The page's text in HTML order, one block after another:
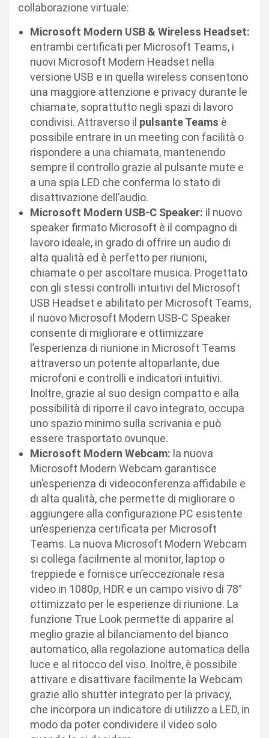
collaborazione virtuale:
Microsoft Modern USB & Wireless Headset:
entrambi certificati per Microsoft Teams, i
nuovi Microsoft Modern Headset nella
versione USB e in quella wireless consentono
una maggiore attenzione e privacy durante le
chiamate, soprattutto negli spazi di lavoro
condivisi. Attraverso il pulsante Teams è
possibile entrare in un meeting con facilità o
rispondere a una chiamata, mantenendo
sempre il controllo grazie al pulsante mute e
a una spia LED che conferma lo stato di
disattivazione dell’audio.
Microsoft Modern USB-C Speaker: il nuovo
speaker firmato Microsoft è il compagno di
lavoro ideale, in grado di offrire un audio di
alta qualità ed è perfetto per riunioni,
chiamate o per ascoltare musica. Progettato
con gli stessi controlli intuitivi del Microsoft
USB Headset e abilitato per Microsoft Teams,
il nuovo Microsoft Modern USB-C Speaker
consente di migliorare e ottimizzare
l’esperienza di riunione in Microsoft Teams
attraverso un potente altoparlante, due
microfoni e controlli e indicatori intuitivi.
Inoltre, grazie al suo design compatto e alla
possibilità di riporre il cavo integrato, occupa
uno spazio minimo sulla scrivania e può
essere trasportato ovunque.
Microsoft Modern Webcam: la nuova
Microsoft Modern Webcam garantisce
un’esperienza di videoconferenza affidabile e
di alta qualità, che permette di migliorare o
aggiungere alla configurazione PC esistente
un’esperienza certificata per Microsoft
Teams. La nuova Microsoft Modern Webcam
si collega facilmente al monitor, laptop o
treppiede e fornisce un’eccezionale resa
video in 1080p, HDR e un campo visivo di 78°
ottimizzato per le esperienze di riunione. La
funzione True Look permette di apparire al
meglio grazie al bilanciamento del bianco
automatico, alla regolazione automatica della
luce e al ritocco del viso. Inoltre, è possibile
attivare e disattivare facilmente la Webcam
grazie allo shutter integrato per la privacy,
che incorpora un indicatore di utilizzo a LED, in
modo da poter condividere il video solo